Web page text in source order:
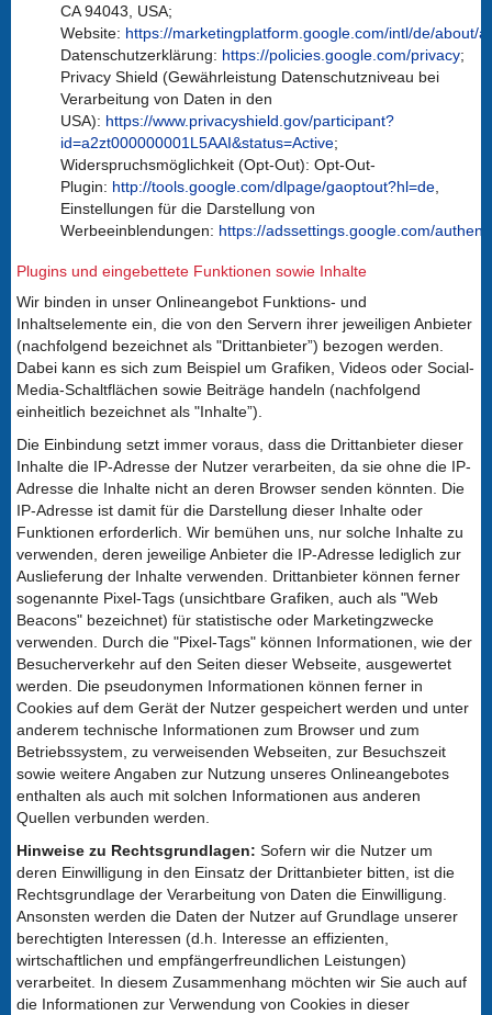
CA 94043, USA;
Website: https://marketingplatform.google.com/intl/de/about/
Datenschutzerklärung: https://policies.google.com/privacy;
Privacy Shield (Gewährleistung Datenschutzniveau bei
Verarbeitung von Daten in den
USA): https://www.privacyshield.gov/participant?
id=a2zt000000001L5AAI&status=Active;
Widerspruchsmöglichkeit (Opt-Out): Opt-Out-
Plugin: http://tools.google.com/dlpage/gaoptout?hl=de
Einstellungen für die Darstellung von
Werbeeinblendungen: https://adssettings.google.com/
Plugins und eingebettete Funktionen sowie Inhalte
Wir binden in unser Onlineangebot Funktions- und
Inhaltselemente ein, die von den Servern ihrer jeweiligen Anbieter
(nachfolgend bezeichnet als "Drittanbieter”) bezogen werden.
Dabei kann es sich zum Beispiel um Grafiken, Videos oder Social-
Media-Schaltflächen sowie Beiträge handeln (nachfolgend
einheitlich bezeichnet als "Inhalte”).
Die Einbindung setzt immer voraus, dass die Drittanbieter dieser
Inhalte die IP-Adresse der Nutzer verarbeiten, da sie ohne die IP-
Adresse die Inhalte nicht an deren Browser senden könnten. Die
IP-Adresse ist damit für die Darstellung dieser Inhalte oder
Funktionen erforderlich. Wir bemühen uns, nur solche Inhalte zu
verwenden, deren jeweilige Anbieter die IP-Adresse lediglich zur
Auslieferung der Inhalte verwenden. Drittanbieter können ferner
sogenannte Pixel-Tags (unsichtbare Grafiken, auch als "Web
Beacons" bezeichnet) für statistische oder Marketingzwecke
verwenden. Durch die "Pixel-Tags" können Informationen, wie der
Besucherverkehr auf den Seiten dieser Webseite, ausgewertet
werden. Die pseudonymen Informationen können ferner in
Cookies auf dem Gerät der Nutzer gespeichert werden und unter
anderem technische Informationen zum Browser und zum
Betriebssystem, zu verweisenden Webseiten, zur Besuchszeit
sowie weitere Angaben zur Nutzung unseres Onlineangebotes
enthalten als auch mit solchen Informationen aus anderen
Quellen verbunden werden.
Hinweise zu Rechtsgrundlagen: Sofern wir die Nutzer um
deren Einwilligung in den Einsatz der Drittanbieter bitten, ist die
Rechtsgrundlage der Verarbeitung von Daten die Einwilligung.
Ansonsten werden die Daten der Nutzer auf Grundlage unserer
berechtigten Interessen (d.h. Interesse an effizienten,
wirtschaftlichen und empfängerfreundlichen Leistungen)
verarbeitet. In diesem Zusammenhang möchten wir Sie auch auf
die Informationen zur Verwendung von Cookies in dieser